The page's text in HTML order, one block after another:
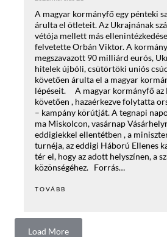
A magyar kormányfő egy pénteki
árulta el ötleteit. Az Ukrajnának
vétója mellett más
felvetette Orbán Viktor. A
megszavazott 90 milliárd eurós,
hitelek újbóli, csütörtöki uniós
követően árulta el a magyar
lépéseit. A magyar kormányfő az
követően , hazaérkezve folytatta
– kampány körútját. A tegnapi
ma Miskolcon, vasárnap
eddigiekkel ellentétben , a
turnéja, az eddigi Háború Ellenes
tér el, hogy az adott helyszínen, a
közönségéhez. Forrás…
TOVÁBB
Load More